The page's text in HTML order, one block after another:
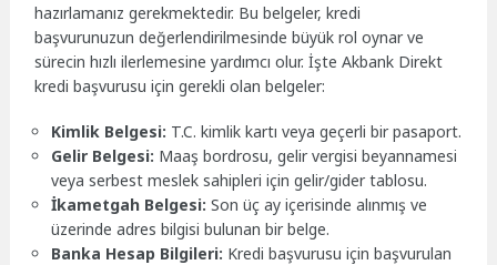
hazırlamanız gerekmektedir. Bu belgeler, kredi
başvurunuzun değerlendirilmesinde büyük rol oynar ve
sürecin hızlı ilerlemesine yardımcı olur. İşte Akbank Direkt
kredi başvurusu için gerekli olan belgeler:
Kimlik Belgesi: T.C. kimlik kartı veya geçerli bir pasaport.
Gelir Belgesi: Maaş bordrosu, gelir vergisi beyannamesi
veya serbest meslek sahipleri için gelir/gider tablosu.
İkametgah Belgesi: Son üç ay içerisinde alınmış ve
üzerinde adres bilgisi bulunan bir belge.
Banka Hesap Bilgileri: Kredi başvurusu için başvurulan